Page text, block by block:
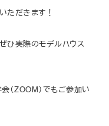
ただきます！
ひ実際のモデルハウス
（ZOOM）でもご参加い